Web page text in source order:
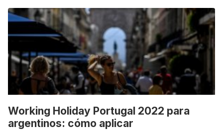
Working Holiday Portugal 2022 para
argentinos: cómo aplicar